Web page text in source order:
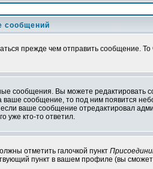
сообщений
прежде чем отправить сообщение.
сообщения. Вы можете редактировать
сообщение, то под ним появится
ваше сообщение отредактировал
уже кто-то ответил.
отметить галочкой пункт
пункт в вашем профиле (вы